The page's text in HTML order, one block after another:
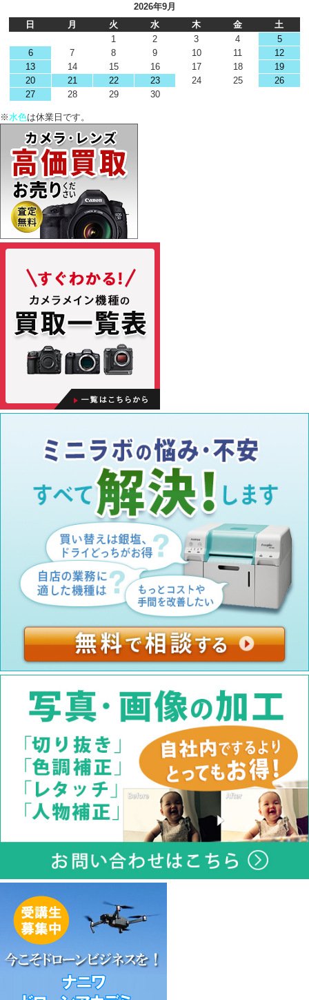
2026年9月
日
月 火 水 木 金
土
1
2 3 4
5
6
7 8 9 10 11
12
13
14 15 16 17 18
19
20
21 22 23 24 25
26
27
28 29 30
※水色は休業日です。